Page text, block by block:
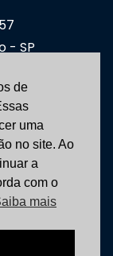
- SP
de
uma
no site. Ao
a
com o
mais